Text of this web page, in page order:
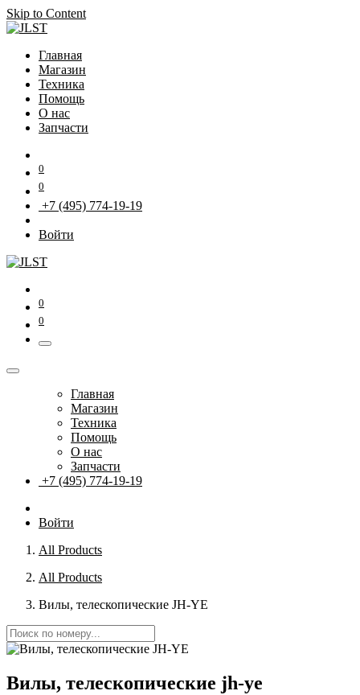
Skip to Content
Главная
Магазин
Техника
Помощь
О нас
Запчасти
0
0
+7 (495) 774-19-19
Войти
0
0
Главная
Магазин
Техника
Помощь
О нас
Запчасти
+7 (495) 774-19-19
Войти
All Products
All Products
Вилы, телескопические JH-YE
Вилы, телескопические jh-ye